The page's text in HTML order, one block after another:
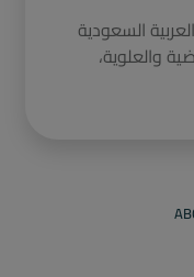
السعودية
والعلوية،